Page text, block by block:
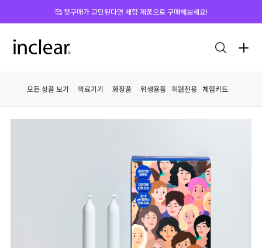
🥰 첫구매가 고민된다면 체험 제품으로 구매해보세요!
모든 상품 보기 의료기기 화장품 위생용품 회원전용 체험키트